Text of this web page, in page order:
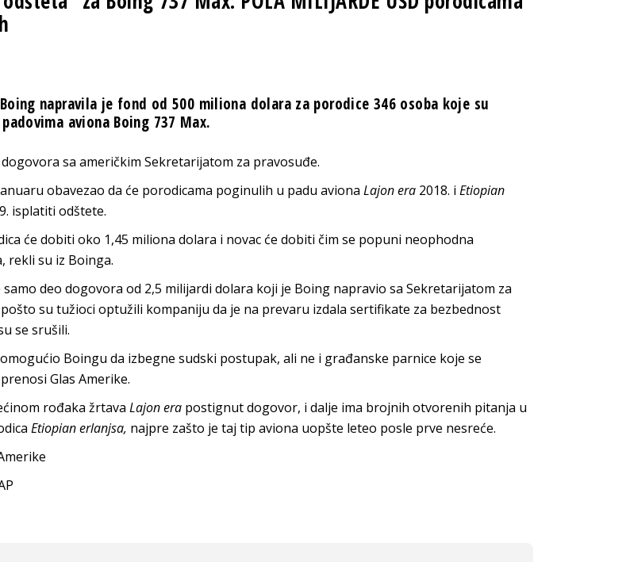
napravila je fond od 500 miliona dolara za porodice 346 osoba koje su
aviona Boing 737 Max.
dogovora sa američkim Sekretarijatom za pravosuđe.
obavezao da će porodicama poginulih u padu aviona Lajon era 2018. i Etiopian
isplatiti odštete.
će dobiti oko 1,45 miliona dolara i novac će dobiti čim se popuni neophodna
rekli su iz Boinga.
samo deo dogovora od 2,5 milijardi dolara koji je Boing napravio sa Sekretarijatom za
su tužioci optužili kompaniju da je na prevaru izdala sertifikate za bezbednost
se srušili.
Boingu da izbegne sudski postupak, ali ne i građanske parnice koje se
Glas Amerike.
rođaka žrtava Lajon era postignut dogovor, i dalje ima brojnih otvorenih pitanja u
Etiopian erlanjsa, najpre zašto je taj tip aviona uopšte leteo posle prve nesreće.